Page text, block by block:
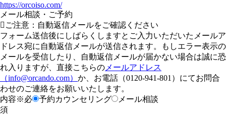
https://orcoiso.com/
メール相談・ご予約
ご注意：自動返信メールをご確認ください
フォーム送信後にしばらくしますとご入力いただいたメールア
ドレス宛に自動返信メールが送信されます。もしエラー表示の
メールを受信したり、自動返信メールが届かない場合は誠に恐
れ入りますが、直接こちらの メールアドレス
（info@orcando.com） か、お電話（0120-941-801 ）にてお問合
わせのご連絡をお願いいたします。
内容※必
須
予約カウンセリング メール相談